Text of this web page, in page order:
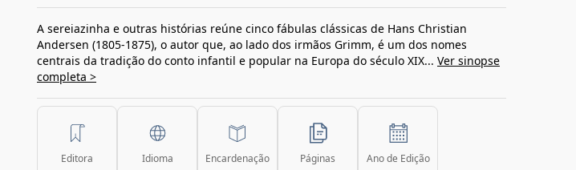
A sereiazinha e outras histórias reúne cinco fábulas clássicas de Hans Christian
Andersen (1805-1875), o autor que, ao lado dos irmãos Grimm, é um dos nomes
centrais da tradição do conto infantil e popular na Europa do século XIX... Ver sinopse
completa >
Editora Idioma Encardenação Páginas Ano de Edição